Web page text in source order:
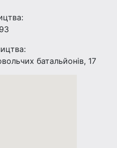
батальйонів, 17